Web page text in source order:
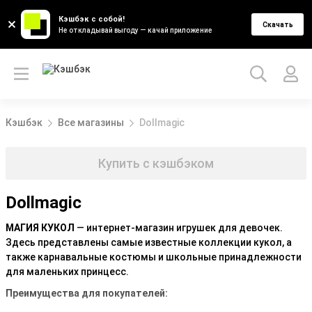
Кэшбэк с собой!
Не откладывай выгоду — качай приложение
Скачать
Кэшбэк Все магазины Dollmagic
Dollmagic
Купить с кэшбэком
МАГИЯ КУКОЛ — интернет-магазин игрушек для девочек.
Здесь представлены самые известные коллекции кукол, а
также карнавальные костюмы и школьные принадлежности
для маленьких принцесс.
Преимущества для покупателей: